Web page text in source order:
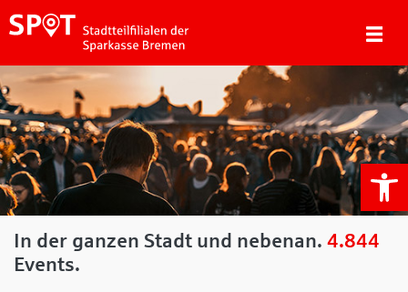
In der ganzen Stadt und nebenan. 4.844
Events.